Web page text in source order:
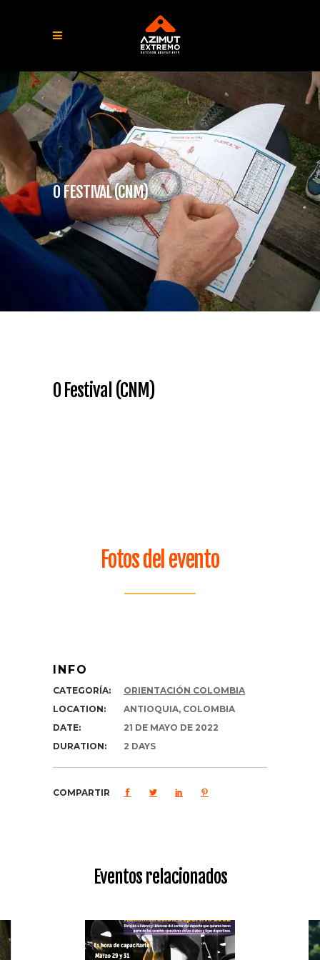
O FESTIVAL (CNM)
O Festival (CNM)
Fotos del evento
INFO
CATEGORÍA:
ORIENTACIÓN COLOMBIA
LOCATION:
ANTIOQUIA, COLOMBIA
DATE:
21 DE MAYO DE 2022
DURATION:
2 DAYS
COMPARTIR
Eventos relacionados